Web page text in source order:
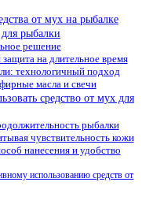
от мух на рыбалке
рыбалки
решение
на длительное время
технологичный подход
масла и свечи
средство от мух для
рыбалки
чувствительность кожи
нанесения и удобство
использованию средств от